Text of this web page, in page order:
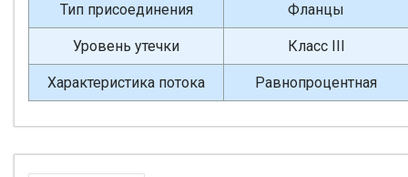
Тип присоединения Фланцы
Уровень утечки Класс III
Характеристика потока Равнопроцентная